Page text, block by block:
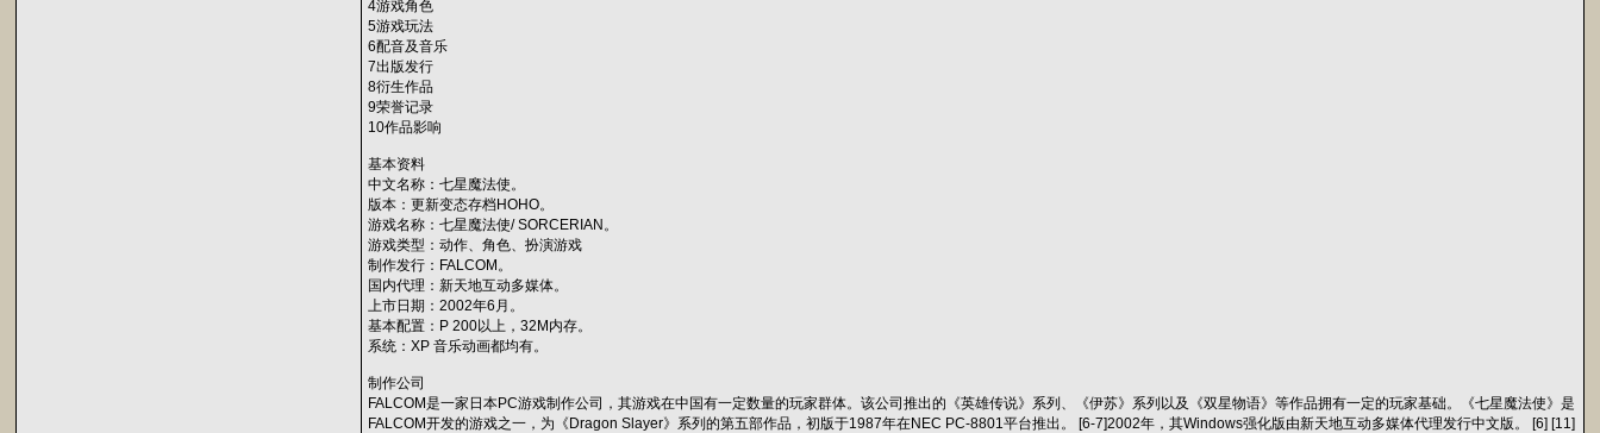
4游戏角色
5游戏玩法
6配音及音乐
7出版发行
8衍生作品
9荣誉记录
10作品影响
基本资料
中文名称：七星魔法使。
版本：更新变态存档HOHO。
游戏名称：七星魔法使/ SORCERIAN。
游戏类型：动作、角色、扮演游戏
制作发行：FALCOM。
国内代理：新天地互动多媒体。
上市日期：2002年6月。
基本配置：P 200以上，32M内存。
系统：XP 音乐动画都均有。
制作公司
FALCOM是一家日本PC游戏制作公司，其游戏在中国有一定数量的玩家群体。该公司推出的《英雄传说》系列、《伊苏》系列以及《双星物语》等作品拥有一定的玩家基础。《七星魔法使》是
FALCOM开发的游戏之一，为《Dragon Slayer》系列的第五部作品，初版于1987年在NEC PC-8801平台推出。 [6-7]2002年，其Windows强化版由新天地互动多媒体代理发行中文版。 [6] [11]